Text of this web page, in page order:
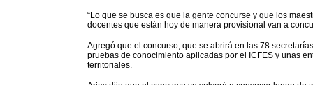
“Lo que se busca es que la gente concurse y que los
docentes que están hoy de manera provisional van a
Agregó que el concurso, que se abrirá en las 78
pruebas de conocimiento aplicadas por el ICFES y unas
territoriales.